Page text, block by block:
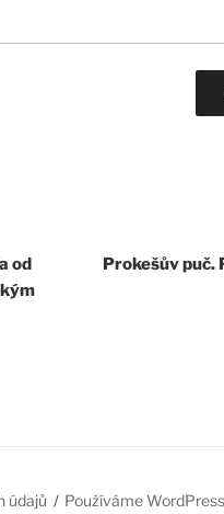
od
Prokešův puč.
údajů Používáme